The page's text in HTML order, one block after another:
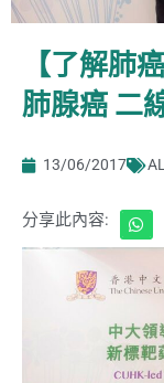
【了解肺
肺腺癌 二
13/06/2017
分享此內容: